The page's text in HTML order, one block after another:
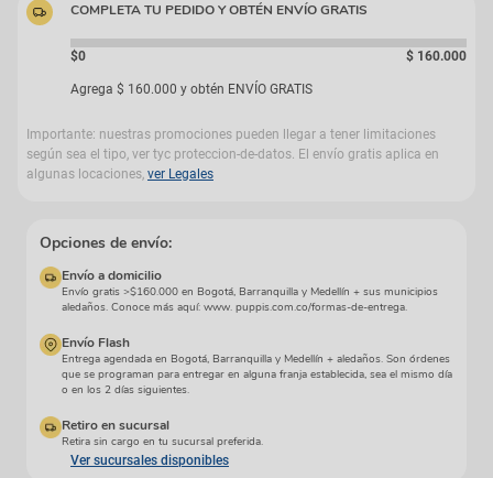
COMPLETA TU PEDIDO Y OBTÉN ENVÍO GRATIS
$0 $ 160.000
Agrega $ 160.000 y obtén ENVÍO GRATIS
Importante: nuestras promociones pueden llegar a tener limitaciones
según sea el tipo, ver tyc proteccion-de-datos. El envío gratis aplica en
algunas locaciones, ver Legales
Opciones de envío:
Envío a domicilio
Envío gratis >$160.000 en Bogotá, Barranquilla y Medellín + sus municipios
aledaños. Conoce más aquí: www. puppis.com.co/formas-de-entrega.
Envío Flash
Entrega agendada en Bogotá, Barranquilla y Medellín + aledaños. Son órdenes
que se programan para entregar en alguna franja establecida, sea el mismo día
o en los 2 días siguientes.
Retiro en sucursal
Retira sin cargo en tu sucursal preferida.
Ver sucursales disponibles